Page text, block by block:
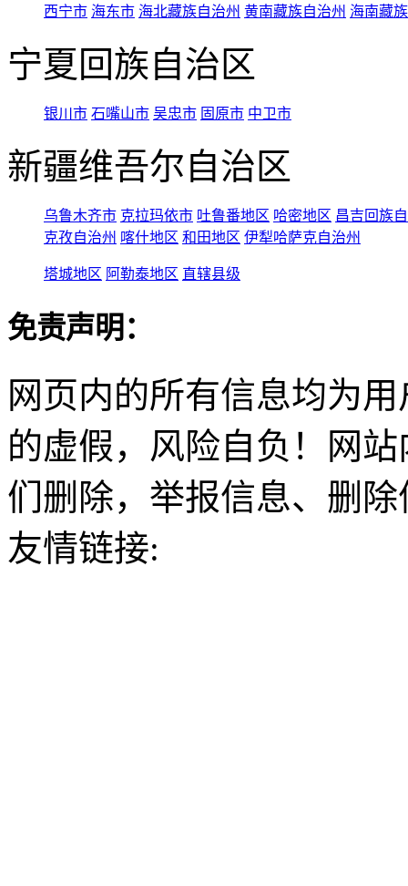
西宁市 海东市 海北藏族自治州 黄南藏族自治州 海南藏
宁夏回族自治区
银川市 石嘴山市 吴忠市 固原市 中卫市
新疆维吾尔自治区
乌鲁木齐市 克拉玛依市 吐鲁番地区 哈密地区 昌吉回族
克孜自治州 喀什地区 和田地区 伊犁哈萨克自治州
塔城地区 阿勒泰地区 直辖县级
免责声明：
网页内的所有信息均为
的虚假，风险自负！网
们删除，举报信息、删
友情链接: